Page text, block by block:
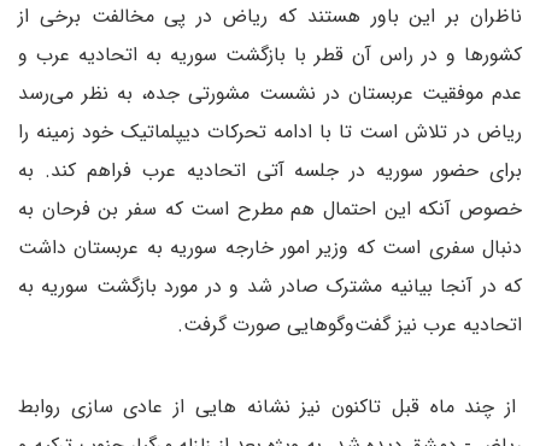
ناظران بر این باور هستند که ریاض در پی مخالفت برخی از
کشورها و در راس آن قطر با بازگشت سوریه به اتحادیه عرب و
عدم موفقیت عربستان در نشست مشورتی جده، به نظر می‌رسد
ریاض در تلاش است تا با ادامه تحرکات دیپلماتیک خود زمینه را
برای حضور سوریه در جلسه آتی اتحادیه عرب فراهم کند. به
خصوص آنکه این احتمال هم مطرح است که سفر بن فرحان به
دنبال سفری است که وزیر امور خارجه سوریه به عربستان داشت
که در آنجا بیانیه مشترک صادر شد و در مورد بازگشت سوریه به
اتحادیه عرب نیز گفت‌وگوهایی صورت گرفت.
از چند ماه قبل تاکنون نیز نشانه هایی از عادی سازی روابط